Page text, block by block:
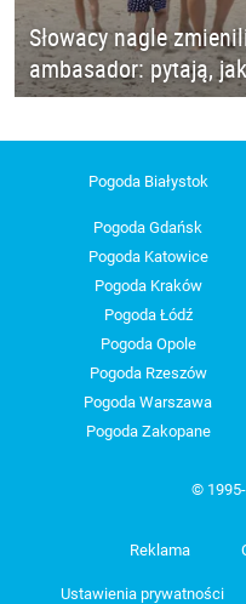
Słowacy nagle
ambasador: pytają,
Pogoda Białystok
Pogoda Gdańsk
Pogoda Katowice
Pogoda Kraków
Pogoda Łódź
Pogoda Opole
Pogoda Rzeszów
Pogoda Warszawa
Pogoda Zakopane
©
Reklama
Ustawienia prywatności